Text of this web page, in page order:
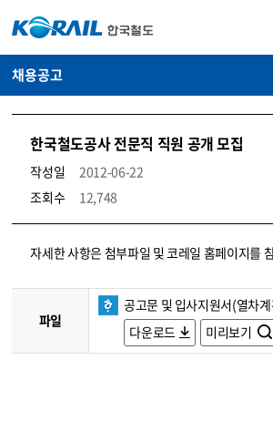
채용공고
한국철도공사 전문직 직원 공개 모집
작성일
2012-06-22
조회수
12,748
코레일소개_경영공시_채용공고 상세보기 – 내용, 파일, 담당자 연락처로 구성
자세한 사항은 첨부파일 및 코레일 홈페이지를
파일
공고문 및 입사지원서(열차
다운로드
미리보기